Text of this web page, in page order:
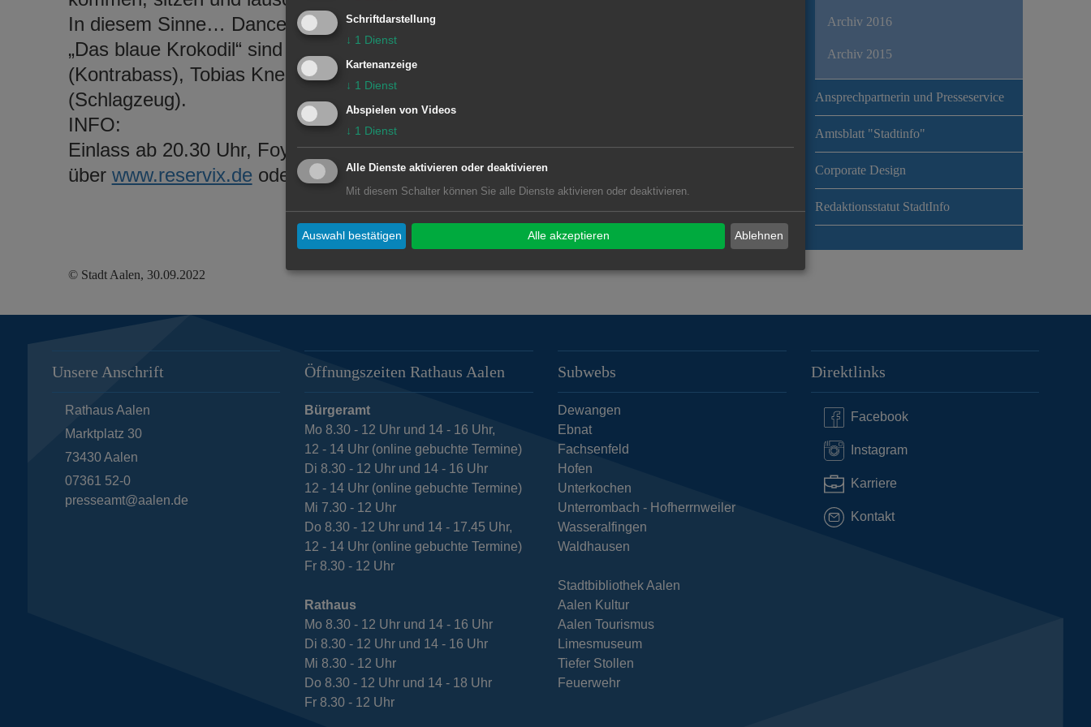
In diesem Sinne… Dance, Dance, Dance!
„Das blaue Krokodil“ sind Christian Bolz (Saxophon), Markus Braun
(Kontrabass), Tobias Knecht (Gitarre) und Thomas Göhringer
(Schlagzeug).
INFO:
Einlass ab 20.30 Uhr, Foyer Kulturbahnhof, Eintritt 15 Euro. Vorverkauf
über www.reservix.deoder telefonisch unter 07361 52-2600.
© Stadt Aalen, 30.09.2022
Archiv 2016
Archiv 2015
Ansprechpartnerin und Presseservice
Amtsblatt "Stadtinfo"
Corporate Design
Redaktionsstatut StadtInfo
Unsere Anschrift
Rathaus Aalen
Marktplatz 30
73430 Aalen
07361 52-0
presseamt@aalen.de
Öffnungszeiten Rathaus Aalen
Bürgeramt
Mo 8.30 - 12 Uhr und 14 - 16 Uhr,
12 - 14 Uhr (online gebuchte Termine)
Di 8.30 - 12 Uhr und 14 - 16 Uhr
12 - 14 Uhr (online gebuchte Termine)
Mi 7.30 - 12 Uhr
Do 8.30 - 12 Uhr und 14 - 17.45 Uhr,
12 - 14 Uhr (online gebuchte Termine)
Fr 8.30 - 12 Uhr
Rathaus
Mo 8.30 - 12 Uhr und 14 - 16 Uhr
Di 8.30 - 12 Uhr und 14 - 16 Uhr
Mi 8.30 - 12 Uhr
Do 8.30 - 12 Uhr und 14 - 18 Uhr
Fr 8.30 - 12 Uhr
Subwebs
Dewangen
Ebnat
Fachsenfeld
Hofen
Unterkochen
Unterrombach - Hofherrnweiler
Wasseralfingen
Waldhausen
Stadtbibliothek Aalen
Aalen Kultur
Aalen Tourismus
Limesmuseum
Tiefer Stollen
Feuerwehr
Direktlinks
Facebook
Instagram
Karriere
Kontakt
Schriftdarstellung
↓ 1 Dienst
Kartenanzeige
↓ 1 Dienst
Abspielen von Videos
↓ 1 Dienst
Alle Dienste aktivieren oder deaktivieren
Mit diesem Schalter können Sie alle Dienste aktivieren oder deaktivieren.
Ablehnen
Auswahl bestätigen Alle akzeptieren